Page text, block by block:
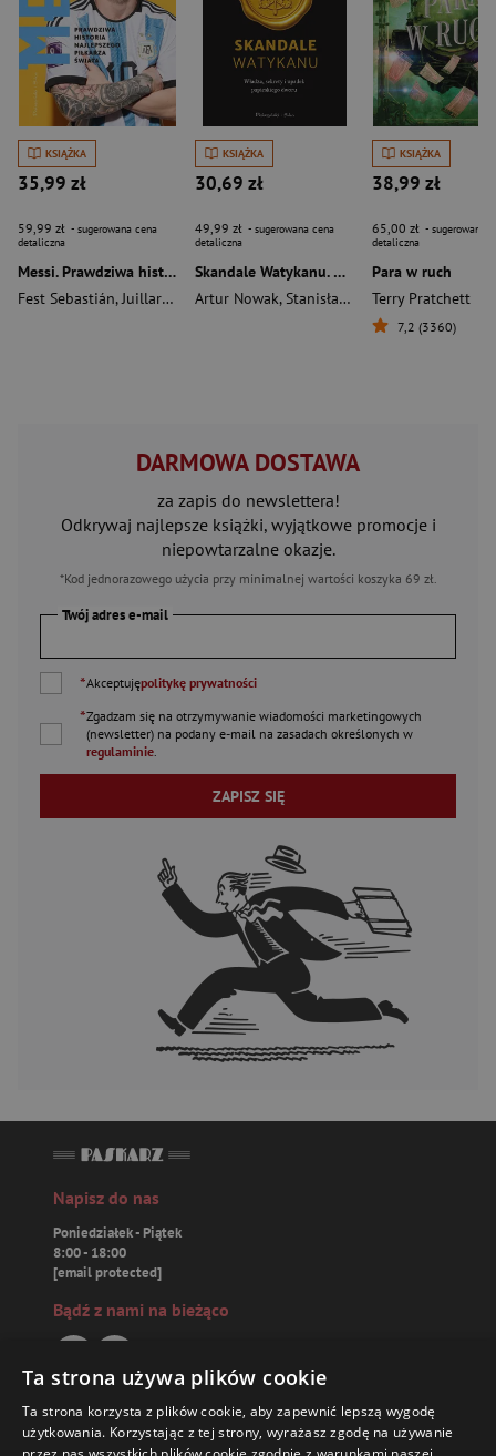
KSIĄŻKA
35,99 zł
59,99 zł - sugerowana cena
detaliczna
Messi. Prawdziwa historia najlepszego piłkarza świata
Fest Sebastián,Juillard Alexandre
KSIĄŻKA
30,69 zł
49,99 zł - sugerowana cena
detaliczna
Skandale Watykanu. Władza, sekrety i upadek papieskiego dworu
Artur Nowak, Stanisław Obirek
KSIĄŻKA
38,99 zł
65,00 zł - sugerowana
detaliczna
Para w ruch
Terry Pratchett
7,2 (3360)
DARMOWA DOSTAWA
za zapis do newslettera!
Odkrywaj najlepsze książki, wyjątkowe promocje i
niepowtarzalne okazje.
*Kod jednorazowego użycia przy minimalnej wartości koszyka 69 zł.
Twój adres e-mail
*Akceptujępolitykę prywatności
*Zgadzam się na otrzymywanie wiadomości marketingowych
(newsletter) na podany e-mail na zasadach określonych w
regulaminie.
ZAPISZ SIĘ
Napisz do nas
Poniedziałek - Piątek
8:00 - 18:00
[email protected]
Bądź z nami na bieżąco
Paskarz.pl
Ta strona używa plików cookie
Ta strona korzysta z plików cookie, aby zapewnić lepszą wygodę
użytkowania. Korzystając z tej strony, wyrażasz zgodę na używanie